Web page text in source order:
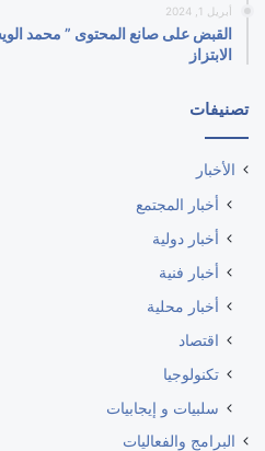
أبريل 1, 2024
القبض على صانع المحتوى ” محمد
الابتزاز
تصنيفات
الأخبار
أخبار المجتمع
أخبار دولية
أخبار فنية
أخبار محلية
اقتصاد
تكنولوجيا
سلبيات و إيجابيات
البرامج والفعاليات